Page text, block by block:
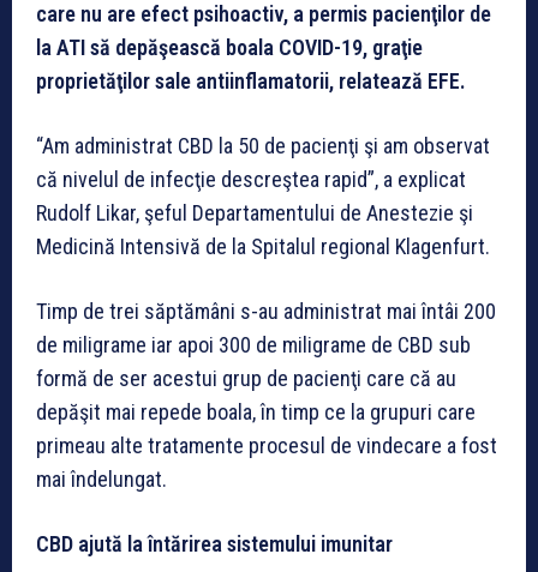
care nu are efect psihoactiv, a permis pacienţilor de
la ATI să depăşească boala COVID-19, graţie
proprietăţilor sale antiinflamatorii, relatează EFE.
“Am administrat CBD la 50 de pacienţi şi am observat
că nivelul de infecţie descreştea rapid”, a explicat
Rudolf Likar, şeful Departamentului de Anestezie şi
Medicină Intensivă de la Spitalul regional Klagenfurt.
Timp de trei săptămâni s-au administrat mai întâi 200
de miligrame iar apoi 300 de miligrame de CBD sub
formă de ser acestui grup de pacienţi care că au
depăşit mai repede boala, în timp ce la grupuri care
primeau alte tratamente procesul de vindecare a fost
mai îndelungat.
CBD ajută la întărirea sistemului imunitar